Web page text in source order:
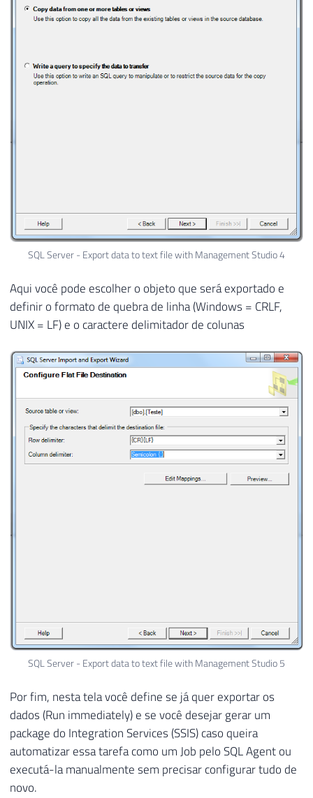
SQL Server - Export data to text file with Management Studio 4
Aqui você pode escolher o objeto que será exportado e
definir o formato de quebra de linha (Windows = CRLF,
UNIX = LF) e o caractere delimitador de colunas
SQL Server - Export data to text file with Management Studio 5
Por fim, nesta tela você define se já quer exportar os
dados (Run immediately) e se você desejar gerar um
package do Integration Services (SSIS) caso queira
automatizar essa tarefa como um Job pelo SQL Agent ou
executá-la manualmente sem precisar configurar tudo de
novo.